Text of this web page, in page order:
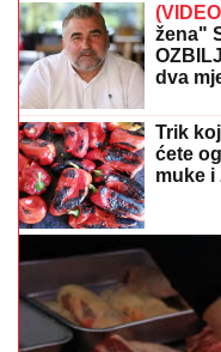
žena"
dva
Trik
ćete
muke i